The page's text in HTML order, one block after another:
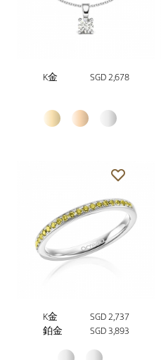
K金 SGD 2,678
K金
SGD 2,737
鉑金
SGD 3,893